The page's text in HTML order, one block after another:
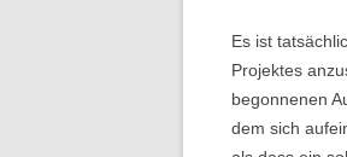
Es ist
Projektes
begonnenen
dem sich